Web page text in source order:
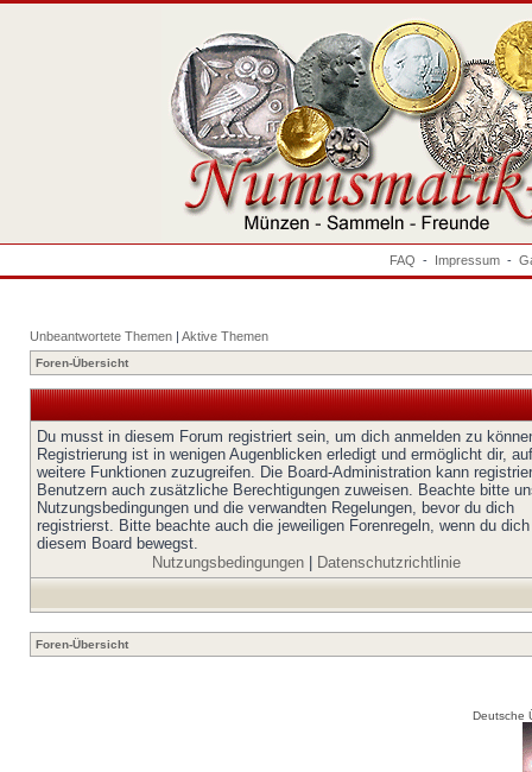
FAQ - Impressum -
Unbeantwortete Themen | Aktive Themen
Foren-Übersicht
Du musst in diesem Forum registriert sein, um dich anmelden zu
Registrierung ist in wenigen Augenblicken erledigt und ermöglicht dir, auf
weitere Funktionen zuzugreifen. Die Board-Administration kann
Benutzern auch zusätzliche Berechtigungen zuweisen. Beachte bitte
Nutzungsbedingungen und die verwandten Regelungen, bevor du dich
registrierst. Bitte beachte auch die jeweiligen Forenregeln, wenn du
diesem Board bewegst.
Nutzungsbedingungen| Datenschutzrichtlinie
Foren-Übersicht
Deutsche